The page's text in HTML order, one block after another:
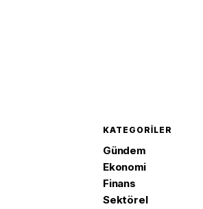
KATEGORILER
Gündem
Ekonomi
Finans
Sektörel